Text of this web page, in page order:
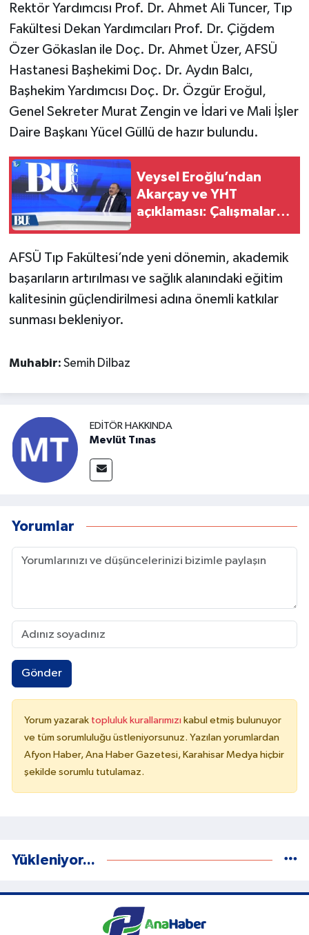
Rektör Yardımcısı Prof. Dr. Ahmet Ali Tuncer, Tıp
Fakültesi Dekan Yardımcıları Prof. Dr. Çiğdem
Özer Gökaslan ile Doç. Dr. Ahmet Üzer, AFSÜ
Hastanesi Başhekimi Doç. Dr. Aydın Balcı,
Başhekim Yardımcısı Doç. Dr. Özgür Eroğul,
Genel Sekreter Murat Zengin ve İdari ve Mali İşler
Daire Başkanı Yücel Güllü de hazır bulundu.
Veysel Eroğlu’ndan
Akarçay ve YHT
açıklaması: Çalışmalar
AFSÜ Tıp Fakültesi’nde yeni dönemin, akademik
başarıların artırılması ve sağlık alanındaki eğitim
kalitesinin güçlendirilmesi adına önemli katkılar
sunması bekleniyor.
Muhabir: Semih Dilbaz
EDITÖR HAKKINDA
Mevlüt Tınas
Yorumlar
Gönder
Yorum yazarak topluluk kurallarımızı kabul etmiş bulunuyor
ve tüm sorumluluğu üstleniyorsunuz. Yazılan yorumlardan
Afyon Haber, Ana Haber Gazetesi, Karahisar Medya hiçbir
şekilde sorumlu tutulamaz.
Yükleniyor...